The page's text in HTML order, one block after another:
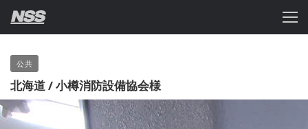
公共
北海道 / 小樽消防設備協会様